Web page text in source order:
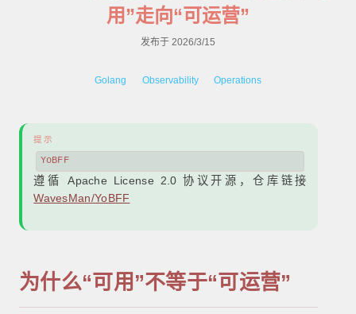
用”走向“可运营”
发布于 2026/3/15
Golang Observability Operations
提示
YoBFF
遵循 Apache License 2.0 协议开源，仓库链接
WavesMan/YoBFF
为什么“可用”不等于“可运营”